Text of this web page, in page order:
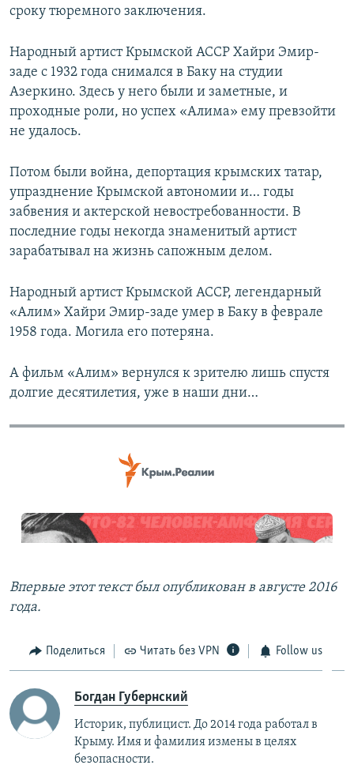
сроку тюремного заключения.
Народный артист Крымской АССР Хайри Эмир-
заде с 1932 года снимался в Баку на студии
Азеркино. Здесь у него были и заметные, и
проходные роли, но успех «Алима» ему превзойти
не удалось.
Потом были война, депортация крымских татар,
упразднение Крымской автономии и… годы
забвения и актерской невостребованности. В
последние годы некогда знаменитый артист
зарабатывал на жизнь сапожным делом.
Народный артист Крымской АССР, легендарный
«Алим» Хайри Эмир-заде умер в Баку в феврале
1958 года. Могила его потеряна.
А фильм «Алим» вернулся к зрителю лишь спустя
долгие десятилетия, уже в наши дни…
Впервые этот текст был опубликован в августе 2016
года.
Поделиться Читать без VPN Follow us
Богдан Губернский
Историк, публицист. До 2014 года работал в
Крыму. Имя и фамилия измены в целях
безопасности.